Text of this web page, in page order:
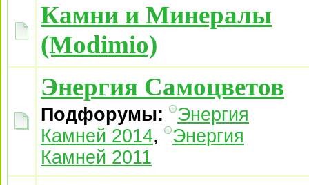
Камни и Минералы
(Modimio)
Энергия Самоцветов
Подфорумы:
Энергия
Камней 2014,
Энергия
Камней 2011